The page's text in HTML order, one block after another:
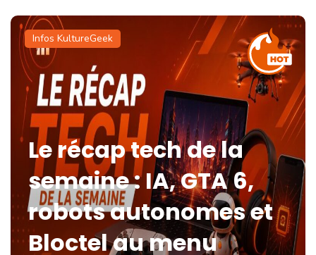
Infos KultureGeek
Le récap tech de la
semaine : IA, GTA 6,
robots autonomes et
Bloctel au menu